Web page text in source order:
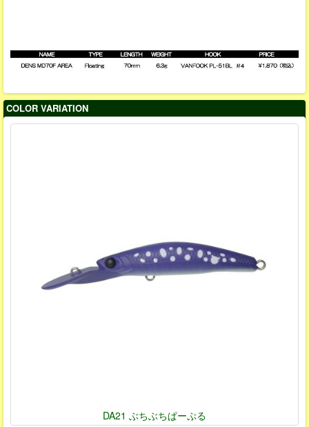
COLOR VARIATION
DA21 ぶちぶちぱーぷる